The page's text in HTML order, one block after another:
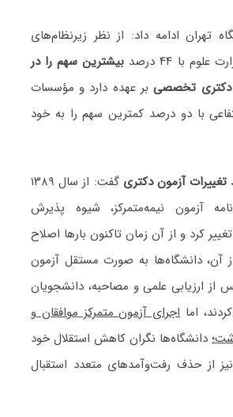
تهران ادامه داد: از نظر زیرنظام‌های
با ۴۴ درصد
بیشترین سهم را در
دکتری تخصصیبر عهده دارد و مؤسسات
با دو درصد کمترین سهم را به خود
تغییرات آزمون دکتری
گفت: از سال ۱۳۸۹
آزمون نیمه‌متمرکز، شیوه پذیرش
کرد و از آن زمان تاکنون بارها اصلاح
دانشگاه‌ها به صورت مستقل آزمون
از ارزیابی علمی و مصاحبه، دانشجویان
اما اجرای آزمون متمرکز موافقان و
دانشگاه‌ها نگران کاهش استقلال خود
از حذف رفت‌وآمدهای متعدد استقبال